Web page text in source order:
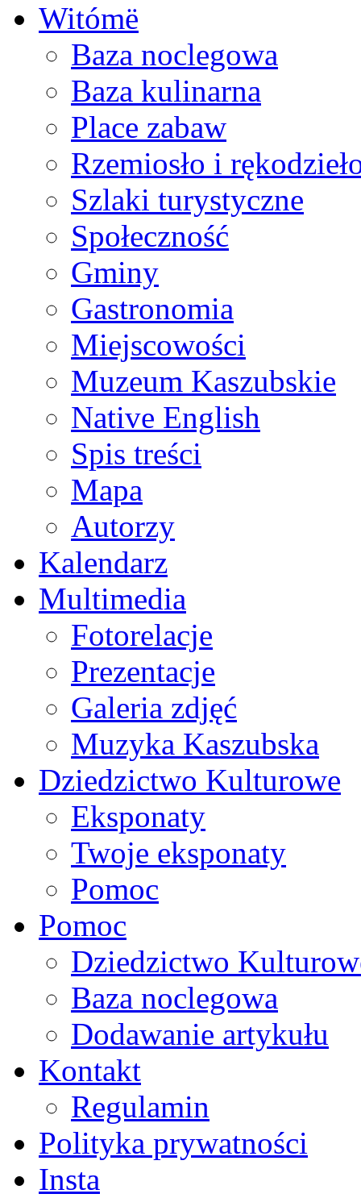
Witómë
Baza noclegowa
Baza kulinarna
Place zabaw
Rzemiosło i
Szlaki turystyczne
Społeczność
Gminy
Gastronomia
Miejscowości
Muzeum Kaszubskie
Native English
Spis treści
Mapa
Autorzy
Kalendarz
Multimedia
Fotorelacje
Prezentacje
Galeria zdjęć
Muzyka Kaszubska
Dziedzictwo Kulturowe
Eksponaty
Twoje eksponaty
Pomoc
Pomoc
Dziedzictwo
Baza noclegowa
Dodawanie artykułu
Kontakt
Regulamin
Polityka prywatności
Insta